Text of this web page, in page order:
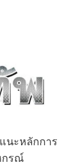
นะหลักการ
กรณ์